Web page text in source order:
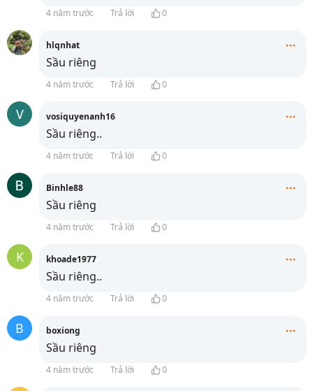
4 năm trước Trả lời 0
hlqnhat
Sầu riêng
4 năm trước Trả lời 0
V vosiquyenanh16
Sầu riêng..
4 năm trước Trả lời 0
Binhle88
Sầu riêng
4 năm trước Trả lời 0
K khoade1977
Sầu riêng..
4 năm trước Trả lời 0
B boxiong
Sầu riêng
4 năm trước Trả lời 0